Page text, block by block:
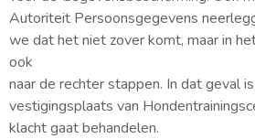
Autoriteit Persoonsgegevens
we dat het niet zover komt, maar in
ook
naar de rechter stappen. In dat geval
vestigingsplaats van
klacht gaat behandelen.